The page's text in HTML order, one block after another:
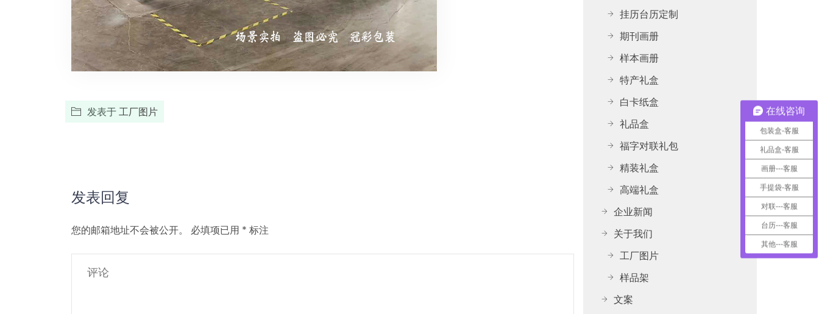
发表于工厂图片
发表回复
您的邮箱地址不会被公开。 必填项已用 * 标注
挂历台历定制
期刊画册
样本画册
特产礼盒
白卡纸盒
礼品盒
福字对联礼包
精装礼盒
高端礼盒
企业新闻
关于我们
工厂图片
样品架
文案
在线咨询
包装盒-客服
礼品盒-客服
画册---客服
手提袋-客服
对联---客服
台历---客服
其他---客服